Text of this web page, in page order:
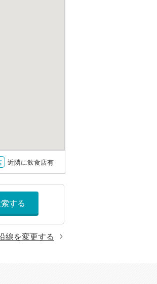
近隣に飲食店有
する
線を変更する